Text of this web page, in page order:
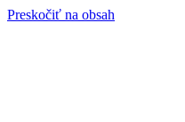
Preskočiť na obsah